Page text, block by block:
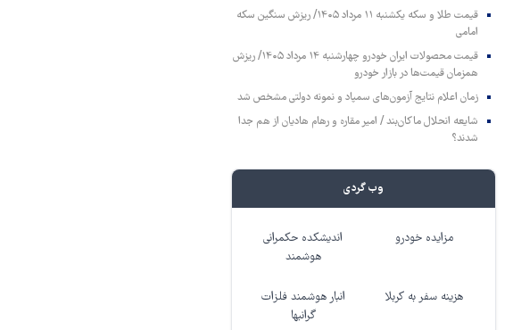
قیمت طلا و سکه یکشنبه ۱۱ مرداد ۱۴۰۵/ ریزش سنگین سکه
امامی
قیمت محصولات ایران خودرو چهارشنبه ۱۴ مرداد ۱۴۰۵/ ریزش
همزمان قیمت‌ها در بازار خودرو
زمان اعلام نتایج آزمون‌های سمپاد و نمونه دولتی مشخص شد
شایعه انحلال ماکان‌بند / امیر مقاره و رهام هادیان از هم جدا
شدند؟
وب گردی
مزایده خودرو
اندیشکده حکمرانی
هوشمند
هزینه سفر به کربلا
انبار هوشمند فلزات
گرانبها